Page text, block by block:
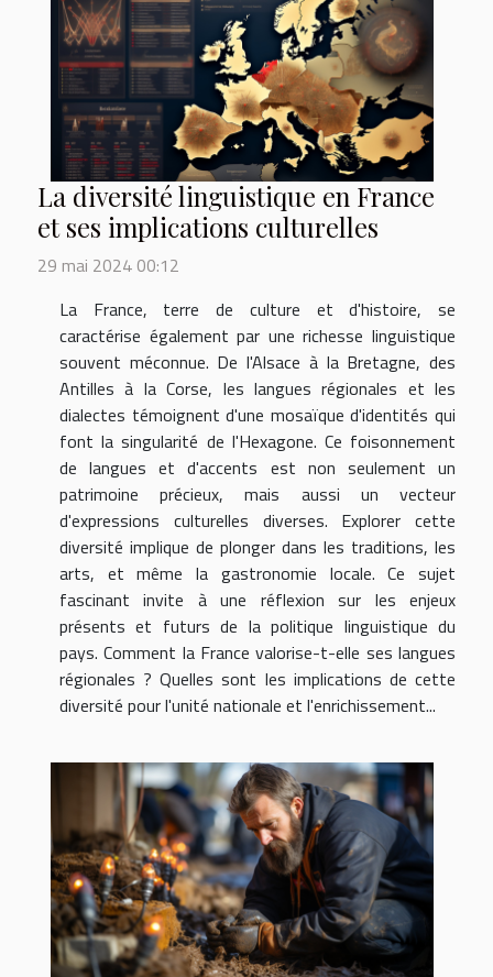
La diversité linguistique en France
et ses implications culturelles
29 mai 2024 00:12
La France, terre de culture et d'histoire, se
caractérise également par une richesse linguistique
souvent méconnue. De l'Alsace à la Bretagne, des
Antilles à la Corse, les langues régionales et les
dialectes témoignent d'une mosaïque d'identités qui
font la singularité de l'Hexagone. Ce foisonnement
de langues et d'accents est non seulement un
patrimoine précieux, mais aussi un vecteur
d'expressions culturelles diverses. Explorer cette
diversité implique de plonger dans les traditions, les
arts, et même la gastronomie locale. Ce sujet
fascinant invite à une réflexion sur les enjeux
présents et futurs de la politique linguistique du
pays. Comment la France valorise-t-elle ses langues
régionales ? Quelles sont les implications de cette
diversité pour l'unité nationale et l'enrichissement...